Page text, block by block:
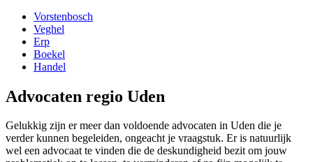
Vorstenbosch
Veghel
Erp
Boekel
Handel
Advocaten regio Uden
Gelukkig zijn er meer dan voldoende advocaten in Uden die je
verder kunnen begeleiden, ongeacht je vraagstuk. Er is natuurlijk
wel een advocaat te vinden die de deskundigheid bezit om jouw